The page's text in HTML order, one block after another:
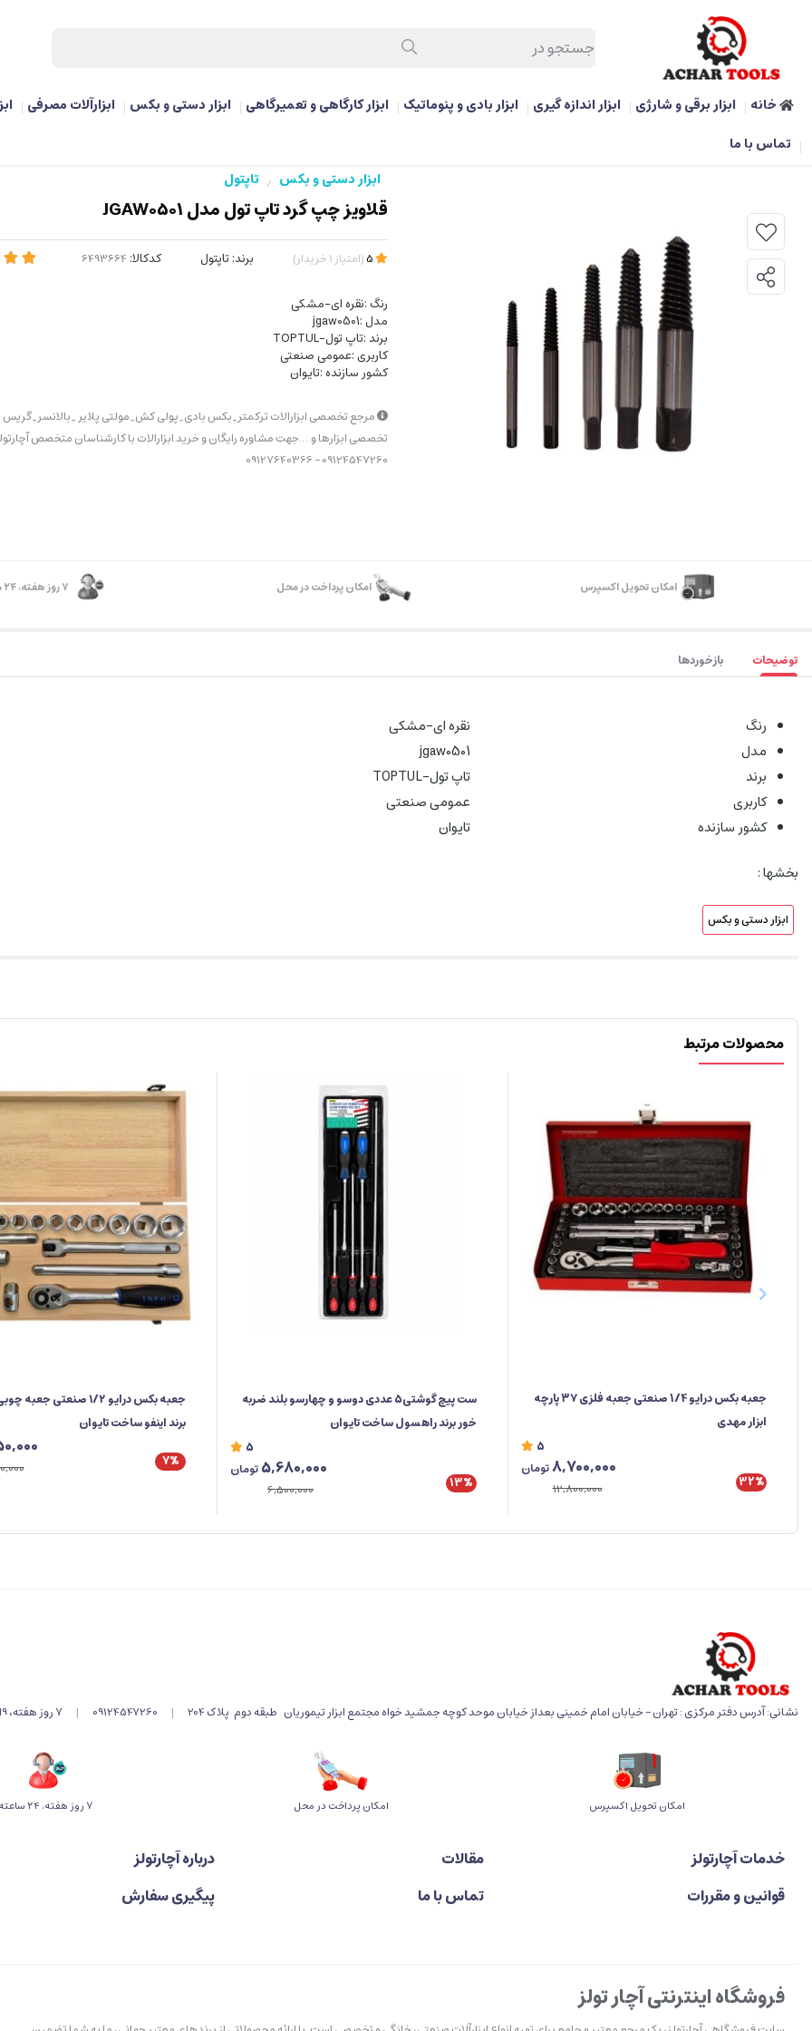
خانه ابزار برقی و شارژی ابزار اندازه گیری ابزار بادی و پنوماتیک ابزار کارگاهی و تعمیرگاهی ابزار دستی و بکس ابزارآلات مصرفی
تماس با ما
ابزار دستی و بکس / تاپتول
قلاویز چپ‌ گرد تاپ تول مدل JGAW0501
(امتیاز 1خریدار) برند:تاپتول کدکالا:
رنگ‌ :نقره ای-مشکی
مدل‌ :jgaw0501
برند‌ :تاپ تول-TOPTUL
کاربری‌ :عمومی صنعتی
کشور سازنده‌ :تایوان
مرجع تخصصی ابزارالات ترکمتر_بکس بادی_پولی کش_مولتی پلایر
تخصصی ابزارها و….جهت مشاوره رایگان و خرید ابزارالات با کارشناسان متخصص
09124547260 – 09127640366
اﻣﮑﺎن ﺗﺤﻮﯾﻞ اﮐﺴﭙﺮس امکان پرداخت در محل ۷ روز ﻫﻔﺘﻪ، ۲۴ ﺳﺎﻋﺘﻪ
توضیحات بازخوردها
رنگ
‌نقره ای-مشکی
مدل
‌jgaw0501
برند
‌تاپ تول-TOPTUL
کاربری
‌عمومی صنعتی
کشور سازنده
‌تایوان
بخشها :
ابزار دستی و بکس
محصولات مرتبط
جعبه‌ بکس درایو 1/4 صنعتی جعبه فلزی ۳۷ پارچه
ابزار مهدی
5
32%
8,700,000تومان
12,800,000
ست پیچ گوشتی5 عددی دوسو و چهارسو بلند ضربه
خور برند راهسول ساخت تایوان
5
13%
5,680,000تومان
6,500,000
برند اینفو ساخت تایوان
7%
نشانی: آدرس دفتر مرکزی : تهران - خیابان امام خمینی بعداز خیابان موحد کوچه جمشید خواه مجتمع ابزار تیموریان طبقه دوم پلاک 204 |
09124547260
| ۷ روز هفته، 9الی 19 پاسخگوی شما هستیم .
اﻣﮑﺎن ﺗﺤﻮﯾﻞ اﮐﺴﭙﺮس امکان پرداخت در محل ۷ روز ﻫﻔﺘﻪ، ۲۴ ﺳﺎﻋﺘﻪ
خدمات آچارتولز مقالات
درباره آچارتولز
قوانین و مقررات
تماس با ما پیگیری سفارش
فروشگاه اینترنتی آچار تولز